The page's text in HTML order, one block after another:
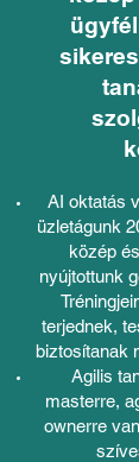
AI oktatás
üzletágunk
közép
nyújtottunk
terjednek,
biztosítanak
Agilis
masterre,
ownerre